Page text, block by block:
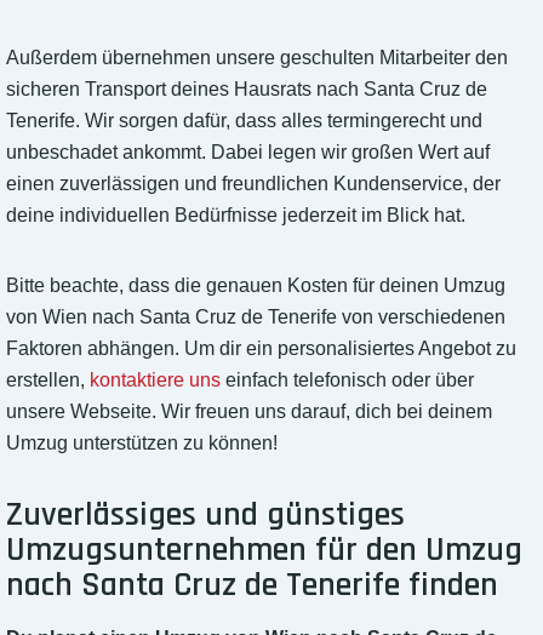
Außerdem übernehmen unsere geschulten Mitarbeiter den
sicheren Transport deines Hausrats nach Santa Cruz de
Tenerife. Wir sorgen dafür, dass alles termingerecht und
unbeschadet ankommt. Dabei legen wir großen Wert auf
einen zuverlässigen und freundlichen Kundenservice, der
deine individuellen Bedürfnisse jederzeit im Blick hat.
Bitte beachte, dass die genauen Kosten für deinen Umzug
von Wien nach Santa Cruz de Tenerife von verschiedenen
Faktoren abhängen. Um dir ein personalisiertes Angebot zu
erstellen, kontaktiere uns einfach telefonisch oder über
unsere Webseite. Wir freuen uns darauf, dich bei deinem
Umzug unterstützen zu können!
Zuverlässiges und günstiges
Umzugsunternehmen für den Umzug
nach Santa Cruz de Tenerife finden